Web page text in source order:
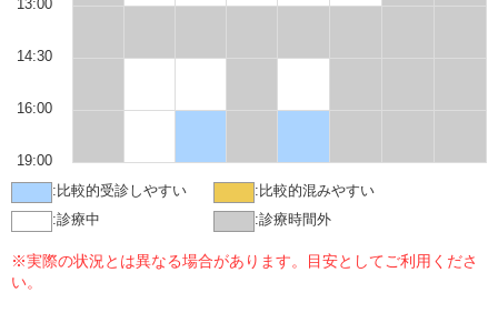
13:00
14:30
16:00
19:00
: 比較的受診しやすい : 比較的混みやすい
:診療中 :診療時間外
※実際の状況とは異なる場合があります。目安としてご利用くださ
い。